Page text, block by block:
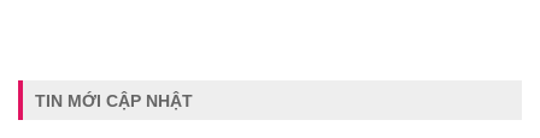
TIN MỚI CẬP NHẬT